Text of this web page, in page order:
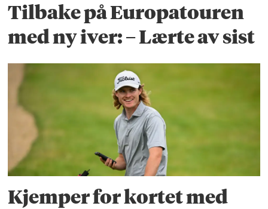
Tilbake på Europatouren
med ny iver: – Lærte av sist
Kjemper for kortet med